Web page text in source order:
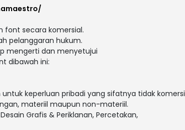
font secara komersial.
pelanggaran hukum.
mengerti dan menyetujui
dibawah ini:
keperluan pribadi yang sifatnya tidak
materiil maupun non-materiil.
Grafis & Periklanan, Percetakan,